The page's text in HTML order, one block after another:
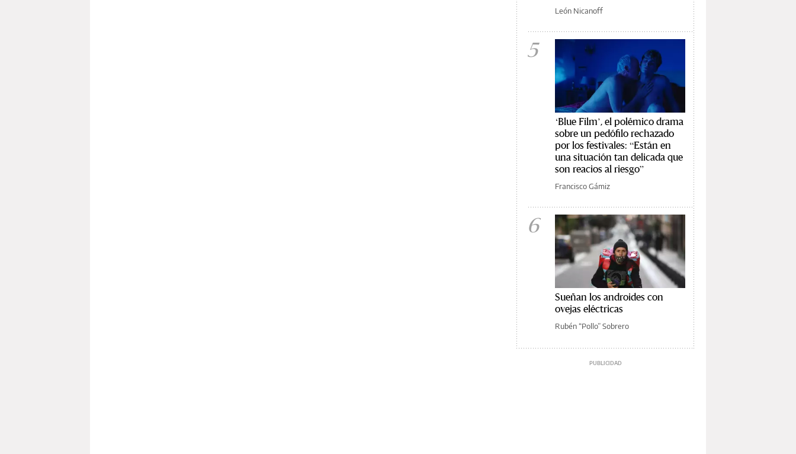
León Nicanoff
5
‘Blue Film’, el polémico drama
sobre un pedófilo rechazado
por los festivales: “Están en
una situación tan delicada que
son reacios al riesgo”
Francisco Gámiz
6
Sueñan los androides con
ovejas eléctricas
Rubén “Pollo” Sobrero